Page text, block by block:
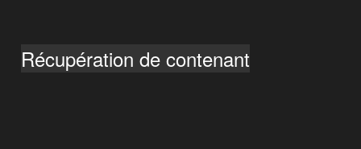
Récupération de contenant